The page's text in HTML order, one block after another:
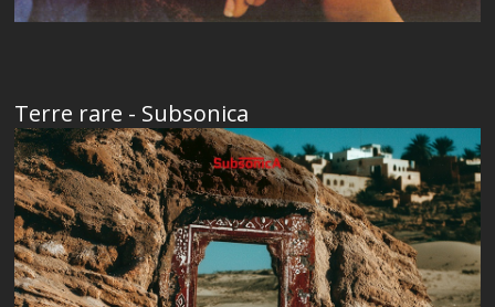
Terre rare - Subsonica